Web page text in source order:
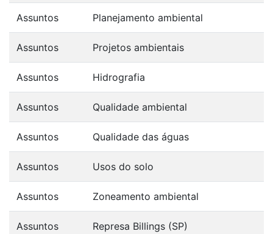
Assuntos Planejamento ambiental
Assuntos Projetos ambientais
Assuntos Hidrografia
Assuntos Qualidade ambiental
Assuntos Qualidade das águas
Assuntos Usos do solo
Assuntos Zoneamento ambiental
Assuntos Represa Billings (SP)